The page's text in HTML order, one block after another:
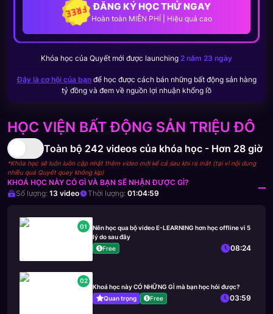
HỌC VIỆN BẤT ĐỘNG SẢN TRIỆU ĐÔ
Toàn bộ 242 videos của khóa học - Hơn 28 giờ
*Khóa học sẽ luôn luôn cập nhật thêm video mới kể cả sau khi ra mắt (tại vì nội dung
nhiều quá Quyết quay không kịp)
KHOÁ HỌC NÀY CÓ GÌ VÀ BẠN SẼ NHẬN ĐƯỢC GÌ?
Số lượng: 13 video Thời lượng: 01:04:59
01
Nên học qua bộ video E-LEARNING hơn học offline vì 5
lý do sau đây
Free
08:24
02
Khoá học này CÓ NHỮNG GÌ mà bạn học hỏi được?
Quan trọng
Free 03:59
ĐĂNG KÝ HỌC THỬ NGAY
Hoàn toàn MIỄN PHÍ | Hiệu quả cao
Khóa học của Quyết mới được launching 2 năm 23 ngày
Đây là cơ hội của bạnđể học được cách bán những bất động sản hàng
tỷ đồng và đem về nguồn lợi nhuận khổng lồ